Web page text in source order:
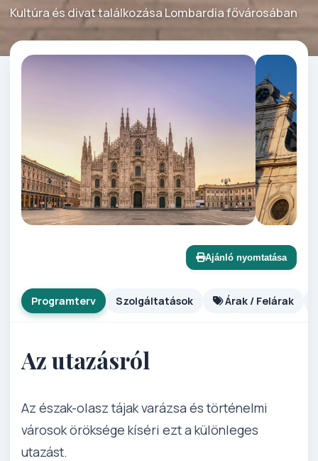
Kultúra és divat találkozása Lombardia fővárosában
Ajánló nyomtatása
Programterv Szolgáltatások Árak / Felárak
Az utazásról
Az észak-olasz tájak varázsa és történelmi
városok öröksége kíséri ezt a különleges
utazást.